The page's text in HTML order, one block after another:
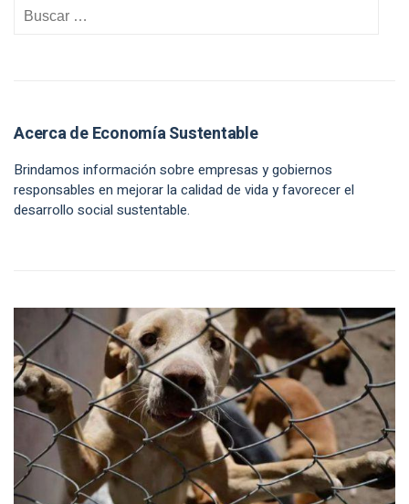
Acerca de Economía Sustentable
Brindamos información sobre empresas y gobiernos
responsables en mejorar la calidad de vida y favorecer el
desarrollo social sustentable.